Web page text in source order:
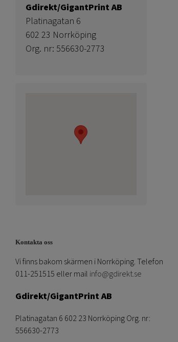
Gdirekt/GigantPrint AB
Platinagatan 6
602 23 Norrköping
Org. nr: 556630-2773
Kontakta oss
Vi finns bakom skärmen i Norrköping. Telefon
011-251515 eller mail info@gdirekt.se
Gdirekt/GigantPrint AB
Platinagatan 6 602 23 Norrköping Org. nr:
556630-2773